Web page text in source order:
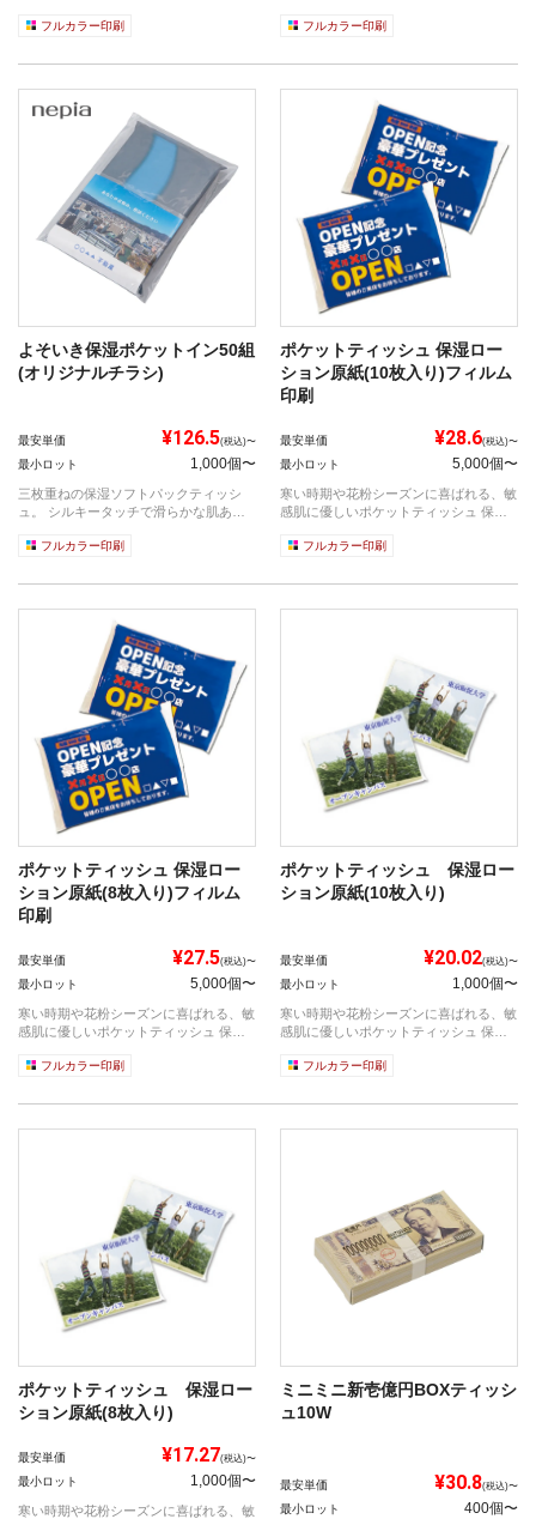
フルカラー印刷 フルカラー印刷
よそいき保湿ポケットイン50組
(オリジナルチラシ)
最安単価 ¥126.5(税込)〜
最小ロット 1,000個〜
三枚重ねの保湿ソフトパックティッシ
ュ。 シルキータッチで滑らかな肌あた
フルカラー印刷
ポケットティッシュ 保湿ロー
ション原紙(10枚入り)フィルム
印刷
最安単価 ¥28.6(税込)〜
最小ロット 5,000個〜
寒い時期や花粉シーズンに喜ばれる、敏
感肌に優しいポケットティッシュ 保湿
フルカラー印刷
ポケットティッシュ 保湿ロー
ション原紙(8枚入り)フィルム
印刷
最安単価 ¥27.5(税込)〜
最小ロット 5,000個〜
寒い時期や花粉シーズンに喜ばれる、敏
感肌に優しいポケットティッシュ 保湿
フルカラー印刷
ポケットティッシュ 保湿ロー
ション原紙(10枚入り)
最安単価 ¥20.02(税込)〜
最小ロット 1,000個〜
寒い時期や花粉シーズンに喜ばれる、敏
感肌に優しいポケットティッシュ 保湿
フルカラー印刷
ポケットティッシュ 保湿ロー
ション原紙(8枚入り)
最安単価 ¥17.27(税込)〜
最小ロット 1,000個〜
寒い時期や花粉シーズンに喜ばれる、敏
ミニミニ新壱億円BOXティッシ
ュ10W
最安単価 ¥30.8(税込)〜
最小ロット 400個〜